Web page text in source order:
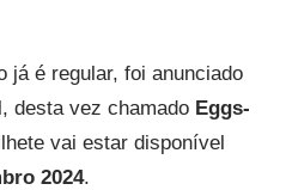
já é regular, foi anunciado
desta vez chamado Eggs-
vai estar disponível
2024.